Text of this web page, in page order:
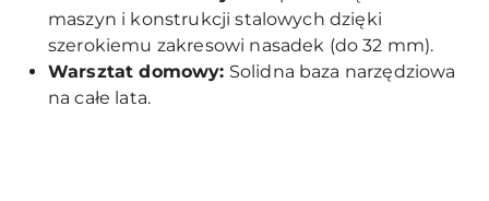
maszyn i konstrukcji stalowych dzięki
szerokiemu zakresowi nasadek (do 32 mm).
Warsztat domowy: Solidna baza narzędziowa
na całe lata.